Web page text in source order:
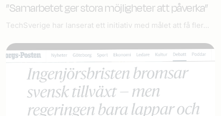
”Samarbetet ger stora möjligheter att påverka”
TechSverige har lanserat ett initiativ med målet att få fler...